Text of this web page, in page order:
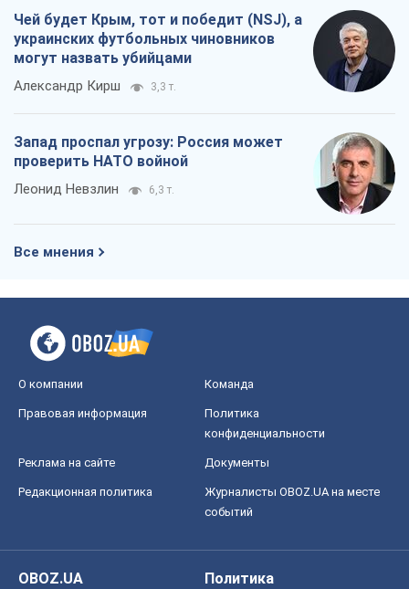
Чей будет Крым, тот и победит (NSJ), а
украинских футбольных чиновников
могут назвать убийцами
Александр Кирш 3,3 т.
Запад проспал угрозу: Россия может
проверить НАТО войной
Леонид Невзлин 6,3 т.
Все мнения
О компании Команда
Правовая информация
Политика
конфиденциальности
Реклама на сайте Документы
Редакционная политика
Журналисты OBOZ.UA на месте
событий
OBOZ.UA
Политика